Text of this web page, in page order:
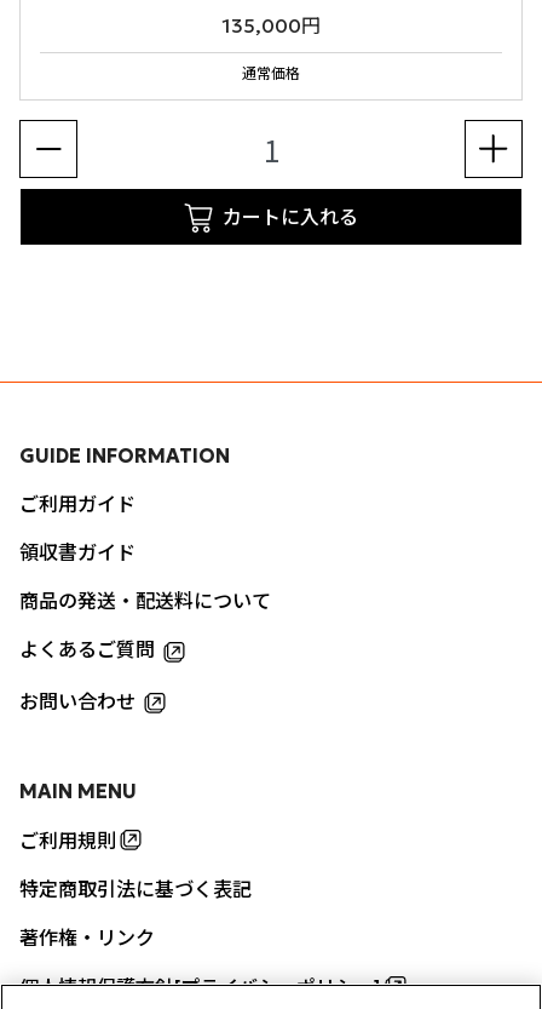
135,000円
通常価格
カートに入れる
MAIN MENU
ご利用規則
特定商取引法に基づく表記
著作権・リンク
個人情報保護方針[プライバシーポリシー]
GUIDE INFORMATION
ご利用ガイド
領収書ガイド
商品の発送・配送料について
よくあるご質問
お問い合わせ